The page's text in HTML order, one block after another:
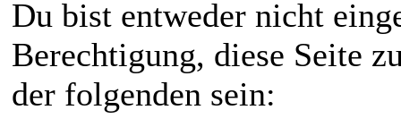
Du bist entweder nicht
Berechtigung, diese Seite
der folgenden sein: